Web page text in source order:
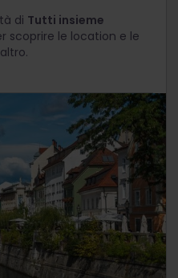
di Tutti insieme
scoprire le location e le